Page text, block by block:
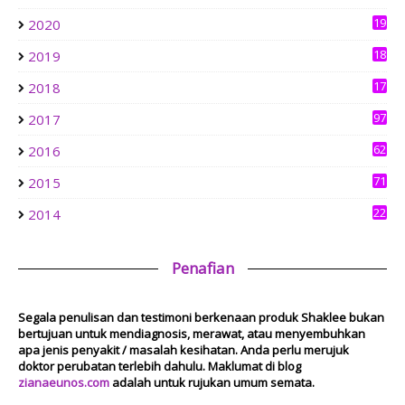
1 week ago
aziankhalil.com
Mesyuarat Badan Kebajikan Sekolah Agama dan Penyampaian
Hadiah
Show All
2020
19
2019
18
2018
17
2017 97
2016 62
2015 71
2014 22
Penafian
Segala penulisan dan testimoni berkenaan produk Shaklee bukan
bertujuan untuk mendiagnosis, merawat, atau menyembuhkan
apa jenis penyakit / masalah kesihatan. Anda perlu merujuk
doktor perubatan terlebih dahulu. Maklumat di blog
zianaeunos.com adalah untuk rujukan umum semata.